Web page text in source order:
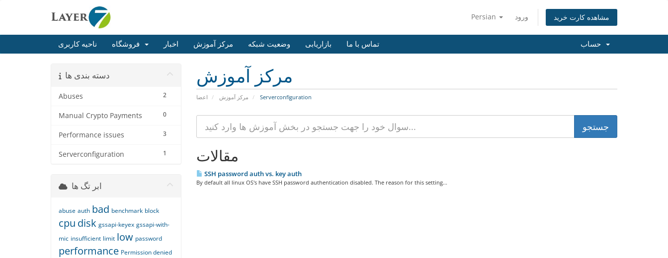
Persian ورود مشاهده کارت خرید
ناحیه کاربری اخبار مرکز آموزش وضعیت شبکه بازاریابی تماس با ما
مرکز آموزش
اعضا مرکز آموزش Serverconfiguration
دسته بندی ها
2
Abuses
0
Manual Crypto Payments
3
Performance issues
1
Serverconfiguration مقالات
SSH password auth vs. key auth
By default all linux OS's have SSH password authentication disabled. The reason for this setting... ابر تگ ها
abuse auth bad benchmark block
cpu disk gssapi-keyex gssapi-with-
mic insufficient limit low password
performance Permission denied